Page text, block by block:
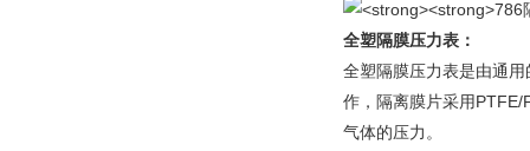
全塑隔膜压力表：
全塑隔膜压力表是由通
作，隔离膜片采用PTFE/
气体的压力。